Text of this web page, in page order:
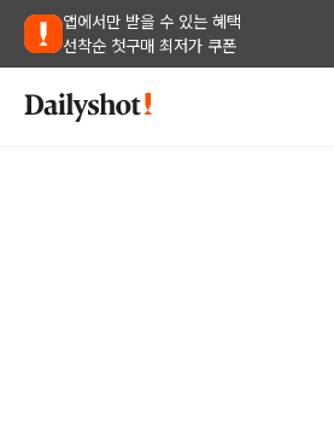
앱에서만 받을 수 있는 혜택
선착순 첫구매 최저가 쿠폰